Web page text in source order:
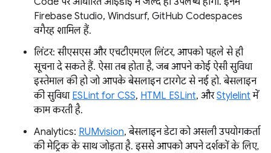
Firebase Studio, Windsurf, GitHub Codespaces
वगैरह शामिल हैं.
लिंटर: सीएसएस और एचटीएमएल लिंटर, आपको पहले से ही
सूचना दे सकते हैं. ऐसा तब होता है, जब आपने कोई ऐसी सुविधा
इस्तेमाल की हो जो आपके बेसलाइन टारगेट से नई हो. बेसलाइन
की सुविधा ESLint for CSS, HTML ESLint, औरStylelintमें
काम करती है.
Analytics: RUMvision, बेसलाइन डेटा को असली उपयोगकर्ता
की मेट्रिक के साथ जोड़ता है. इससे आपको अपने दर्शकों के लिए,